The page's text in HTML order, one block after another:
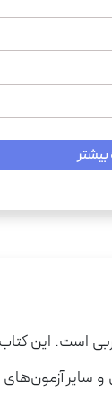
و علوم